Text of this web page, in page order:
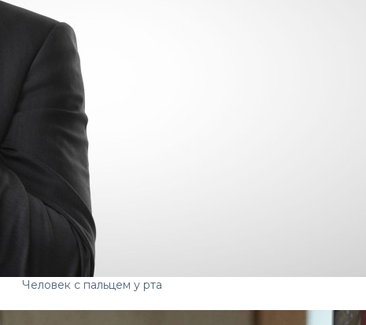
Человек с пальцем у рта